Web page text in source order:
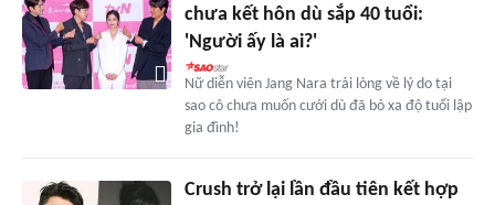
chưa kết hôn dù sắp 40 tuổi:
'Người ấy là ai?'
Nữ diễn viên Jang Nara trải lòng về lý do tại
sao cô chưa muốn cưới dù đã bỏ xa độ tuổi lập
gia đình!
Crush trở lại lần đầu tiên kết hợp